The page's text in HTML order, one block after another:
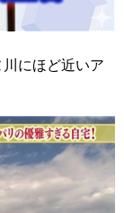
にほど近いア